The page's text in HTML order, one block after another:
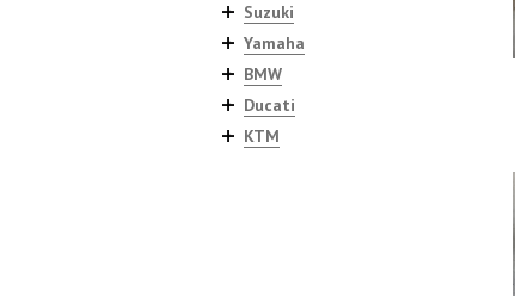
Suzuki
Yamaha
BMW
Ducati
KTM